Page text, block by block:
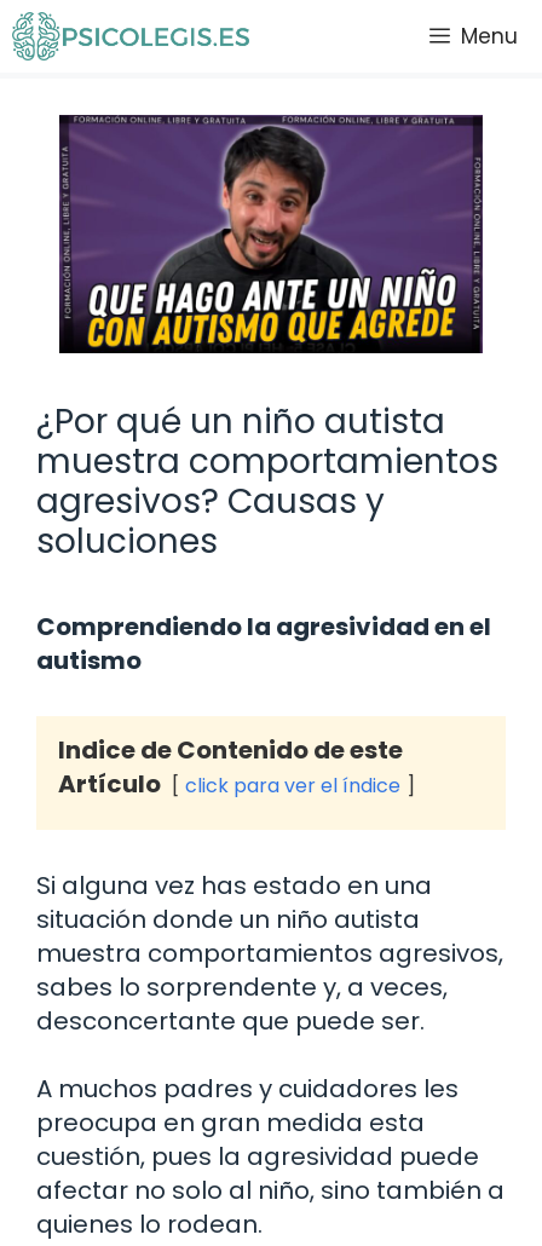
Saltar
al
Menu
¿Por qué un niño autista
muestra comportamientos
agresivos? Causas y
soluciones
Comprendiendo la agresividad en el
autismo
Indice de Contenido de este
Artículo
click para ver el índice
Si alguna vez has estado en una
situación donde un niño autista
muestra comportamientos agresivos,
sabes lo sorprendente y, a veces,
desconcertante que puede ser.
A muchos padres y cuidadores les
preocupa en gran medida esta
cuestión, pues la agresividad puede
afectar no solo al niño, sino también a
quienes lo rodean.